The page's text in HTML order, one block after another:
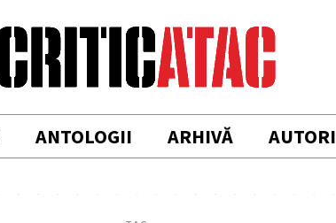
ANTOLOGII ARHIVĂ AUTORI